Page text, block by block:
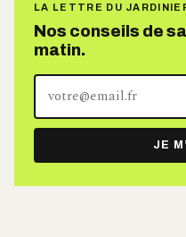
LA LETTRE DU
Nos conseils de
matin.
Votre
adresse
e-
mail
JE